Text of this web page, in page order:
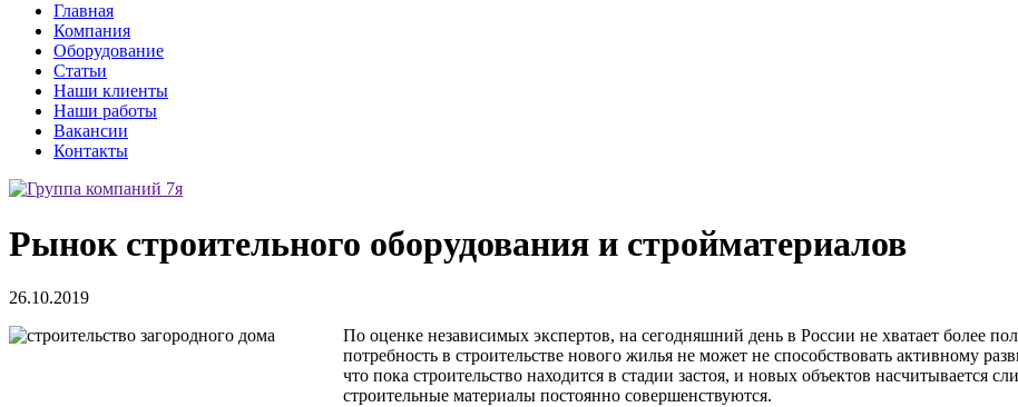
Главная
Компания
Оборудование
Статьи
Наши клиенты
Наши работы
Вакансии
Контакты
Рынок строительного оборудования и стройматериалов
26.10.2019
По оценке независимых экспертов, на сегодняшний день в России не хватает более
потребность в строительстве нового жилья не может не способствовать активному
что пока строительство находится в стадии застоя, и новых объектов насчитывается
строительные материалы постоянно совершенствуются.